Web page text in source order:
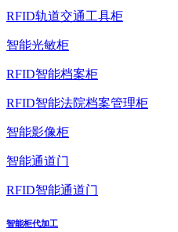
RFID轨道交通工具柜
智能光敏柜
RFID智能档案柜
RFID智能法院档案管理柜
智能影像柜
智能通道门
RFID智能通道门
智能柜代加工